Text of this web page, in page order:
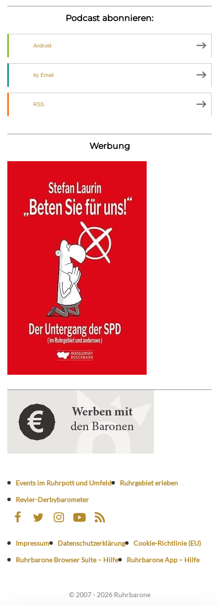
Podcast abonnieren:
Android
by Email
RSS
Werbung
Events im Ruhrpott und Umfeld
Ruhrgebiet erleben
Revier-Derbybarometer
Impressum Datenschutzerklärung
Cookie-Richtlinie (EU)
Ruhrbarone Browser Suite – Hilfe
Ruhrbarone App – Hilfe
© 2007 - 2026 Ruhrbarone